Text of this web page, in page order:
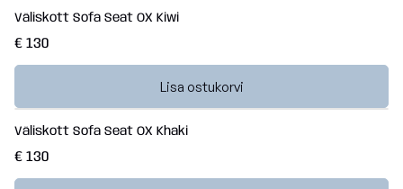
Väliskott Sofa Seat OX Kiwi
€ 130
Lisa ostukorvi
Väliskott Sofa Seat OX Khaki
€ 130